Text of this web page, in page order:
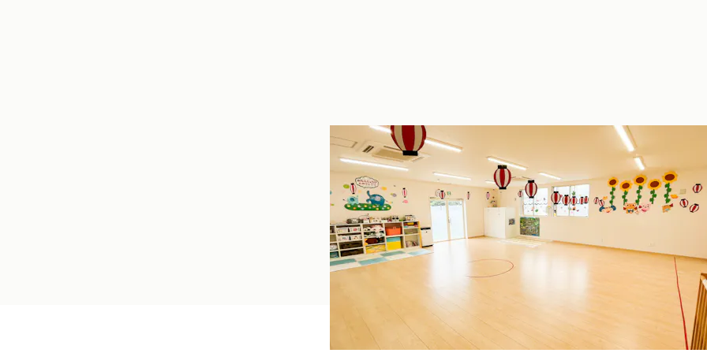
広い保育スペースでのびのびと遊べます♪
【室内設備】園内は空調設備が整えられており、冷暖房から換気ま
で、子どもたちが気持ちよく過ごせるよう季節に応じた適温を保
います。床暖房も完備していますので冬でも裸足で過ごせます。